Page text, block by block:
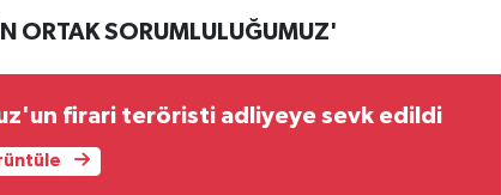
ORTAK SORUMLULUĞUMUZ'
firari teröristi adliyeye sevk edildi